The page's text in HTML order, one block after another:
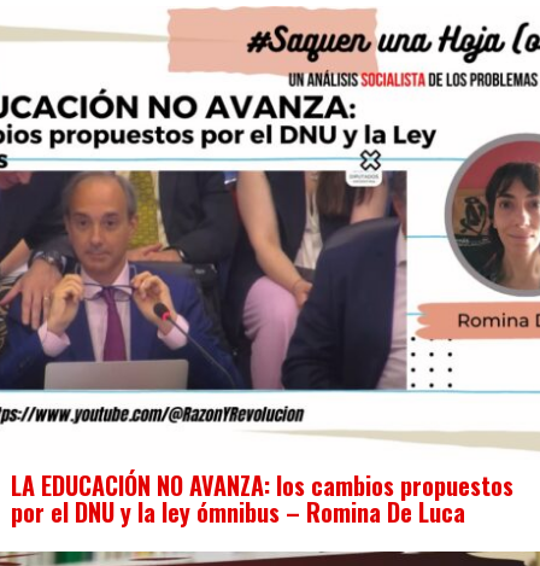
LA EDUCACIÓN NO AVANZA: los cambios propuestos
por el DNU y la ley ómnibus – Romina De Luca